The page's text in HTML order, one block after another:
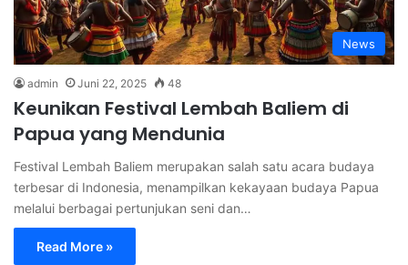
News
admin Juni 22, 2025 48
Keunikan Festival Lembah Baliem di
Papua yang Mendunia
Festival Lembah Baliem merupakan salah satu acara budaya
terbesar di Indonesia, menampilkan kekayaan budaya Papua
melalui berbagai pertunjukan seni dan…
Read More »